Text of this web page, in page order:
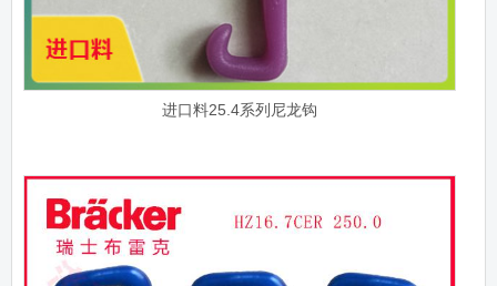
进口料25.4系列尼龙钩